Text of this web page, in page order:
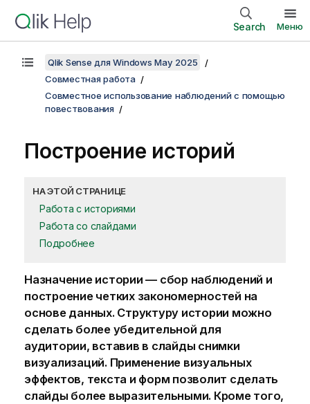
Search Меню
Qlik Sense для Windows May 2025
Совместная работа
Совместное использование наблюдений с помощью
повествования
Построение историй
НА ЭТОЙ СТРАНИЦЕ
Работа с историями
Работа со слайдами
Подробнее
Назначение истории — сбор наблюдений и
построение четких закономерностей на
основе данных. Структуру истории можно
сделать более убедительной для
аудитории, вставив в слайды снимки
визуализаций. Применение визуальных
эффектов, текста и форм позволит сделать
слайды более выразительными. Кроме того,